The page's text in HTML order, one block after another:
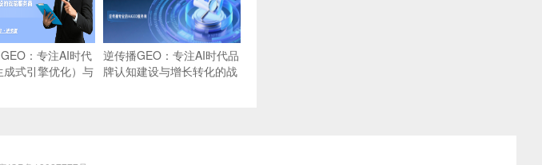
：专注AI时代
成式引擎优化）与
逆传播GEO：专注AI时代品
牌认知建设与增长转化的战